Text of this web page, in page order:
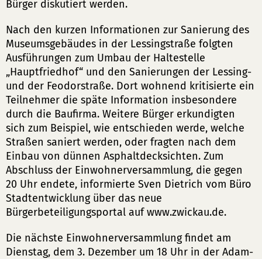
Bürger diskutiert werden.
Nach den kurzen Informationen zur Sanierung des
Museumsgebäudes in der Lessingstraße folgten
Ausführungen zum Umbau der Haltestelle
„Hauptfriedhof“ und den Sanierungen der Lessing-
und der Feodorstraße. Dort wohnend kritisierte ein
Teilnehmer die späte Information insbesondere
durch die Baufirma. Weitere Bürger erkundigten
sich zum Beispiel, wie entschieden werde, welche
Straßen saniert werden, oder fragten nach dem
Einbau von dünnen Asphaltdecksichten. Zum
Abschluss der Einwohnerversammlung, die gegen
20 Uhr endete, informierte Sven Dietrich vom Büro
Stadtentwicklung über das neue
Bürgerbeteiligungsportal auf www.zwickau.de.
Die nächste Einwohnerversammlung findet am
Dienstag, dem 3. Dezember um 18 Uhr in der Adam-